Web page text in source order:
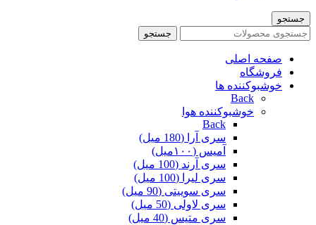
جستجو
جستجو
صفحه اصلی
فروشگاه
خوشبوکننده ها
Back
خوشبوکننده هوا
Back
سری آرا (180 میل)
آمیس (۱۰۰میل)
سری آرند (100 میل)
سری لیرا (100 میل)
سری سوییتی (90 میل)
سری لاولی (50 میل)
سری متیس (40 میل)